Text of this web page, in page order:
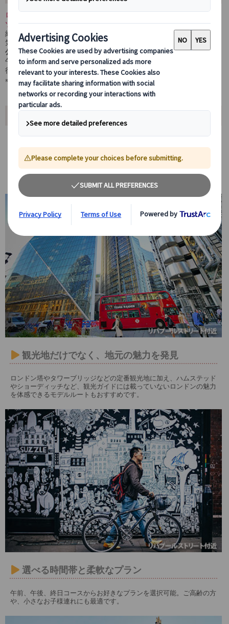
ロンドンを自由に楽しめる日本語アシスタント付きオーダーメイド
ツアー。
経験豊富な現地在住のアシスタントが、観光地だけでなく地元の人
気スポットや隠れた名所までお連れします。
公共交通機関を利用した移動で、旅のコツも学べます。
午前、午後、終日から選べる柔軟なプランで、初めてのロンドン旅
行のサポートや、自由度の高い街歩きをご希望の方におすすめ！
※アシスタントはガイド免許を保持しておりません。
おすすめのお土産や観光情報をはじめ、地元ならではの知識を活かし
て旅行をさらに充実させます。公共交通機関の利用方法も丁寧に案内
します。
観光地だけでなく、地元の魅力を発見
ロンドン塔やタワーブリッジなどの定番観光地に加え、ハムステッド
やショーディッチなど、観光ガイドには載っていないロンドンの魅力
を体感できるモデルルートもおすすめです。
選べる時間帯と柔軟なプラン
午前、午後、終日コースからお好きなプランを選択可能。ご高齢の方
や、小さなお子様連れにも最適です。